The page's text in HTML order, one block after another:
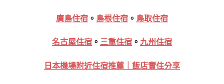
廣島住宿 。 島根住宿 。 鳥取住宿
名古屋住宿 。 三重住宿 。 九州住宿
日本機場附近住宿推薦｜飯店實住分享